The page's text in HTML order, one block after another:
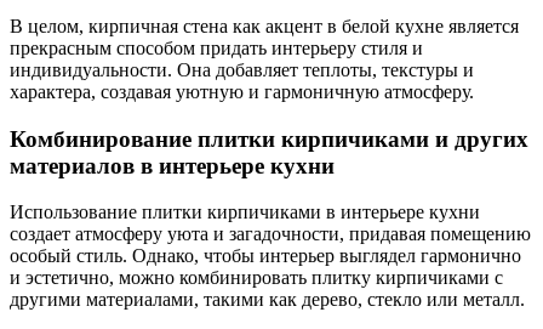
В целом, кирпичная стена как акцент в белой кухне является
прекрасным способом придать интерьеру стиля и
индивидуальности. Она добавляет теплоты, текстуры и
характера, создавая уютную и гармоничную атмосферу.
Комбинирование плитки кирпичиками и других
материалов в интерьере кухни
Использование плитки кирпичиками в интерьере кухни
создает атмосферу уюта и загадочности, придавая помещению
особый стиль. Однако, чтобы интерьер выглядел гармонично
и эстетично, можно комбинировать плитку кирпичиками с
другими материалами, такими как дерево, стекло или металл.